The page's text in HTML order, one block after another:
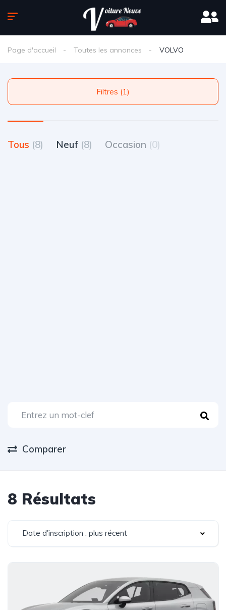
Page d'accueil Toutes les annonces VOLVO
Filtres (1)
Tous (8) Neuf (8) Occasion (0)
Comparer
8 Résultats
Date d'inscription : plus récent